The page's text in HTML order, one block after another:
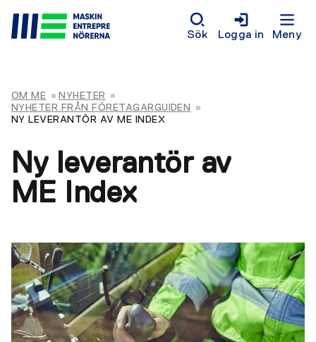
Sök Logga in Meny
OM ME
NYHETER
NYHETER FRÅN FÖRETAGARGUIDEN
NY LEVERANTÖR AV ME INDEX
Ny leverantör av
ME Index